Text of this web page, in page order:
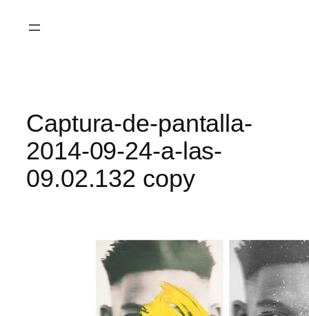
Captura-de-pantalla-
2014-09-24-a-las-
09.02.132 copy